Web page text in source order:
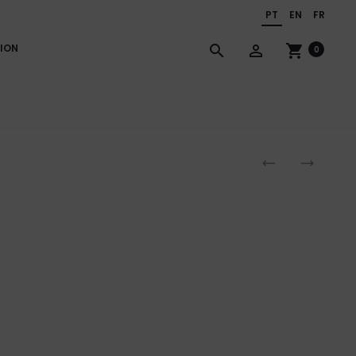
PT EN FR
search person_outline shopping_cart 0